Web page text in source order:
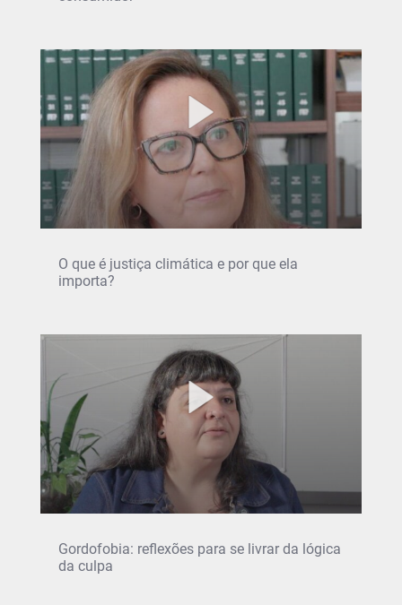
O que é justiça climática e por que ela
importa?
Gordofobia: reflexões para se livrar da lógica
da culpa